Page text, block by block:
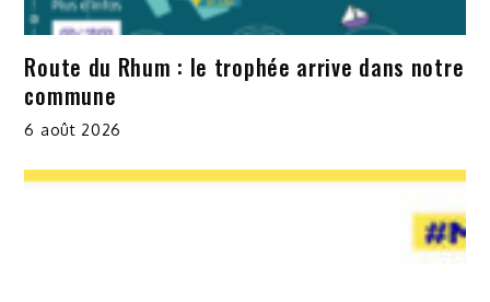
Route du Rhum : le trophée arrive dans notre
commune
6 août 2026